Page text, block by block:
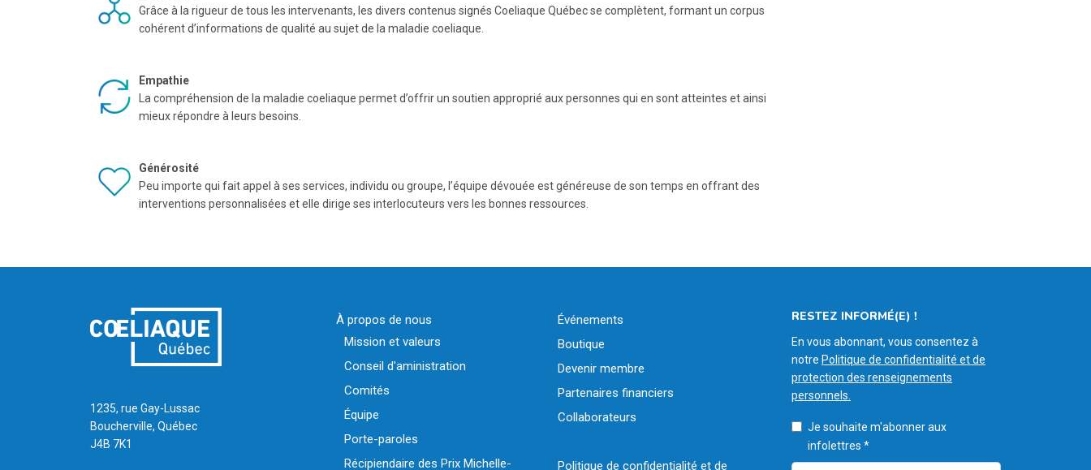
Grâce à la rigueur de tous les intervenants, les divers contenus signés Coeliaque Québec se complètent, formant un corpus
cohérent d’informations de qualité au sujet de la maladie coeliaque.
Empathie
La compréhension de la maladie coeliaque permet d’offrir un soutien approprié aux personnes qui en sont atteintes et ainsi
mieux répondre à leurs besoins.
Générosité
Peu importe qui fait appel à ses services, individu ou groupe, l’équipe dévouée est généreuse de son temps en offrant des
interventions personnalisées et elle dirige ses interlocuteurs vers les bonnes ressources.
1235, rue Gay-Lussac
Boucherville, Québec
J4B 7K1
À propos de nous
Mission et valeurs
Conseil d'aministration
Comités
Équipe
Porte-paroles
Récipiendaire des Prix Michelle-
Événements
Boutique
Devenir membre
Partenaires financiers
Collaborateurs
Politique de confidentialité et de
RESTEZ INFORMÉ(E) !
En vous abonnant, vous consentez à
notre Politique de confidentialité et de
protection des renseignements
personnels.
Je souhaite m'abonner aux
infolettres *